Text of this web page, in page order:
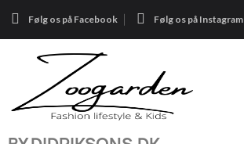
Følg os på Facebook Følg os på Instagram